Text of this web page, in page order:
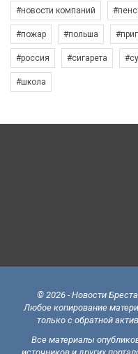
#новости компаний
#пожар #польша
#россия #сигарета
#школа
© 2026 - Новости
Любое копирование
только с обратной
Все материалы